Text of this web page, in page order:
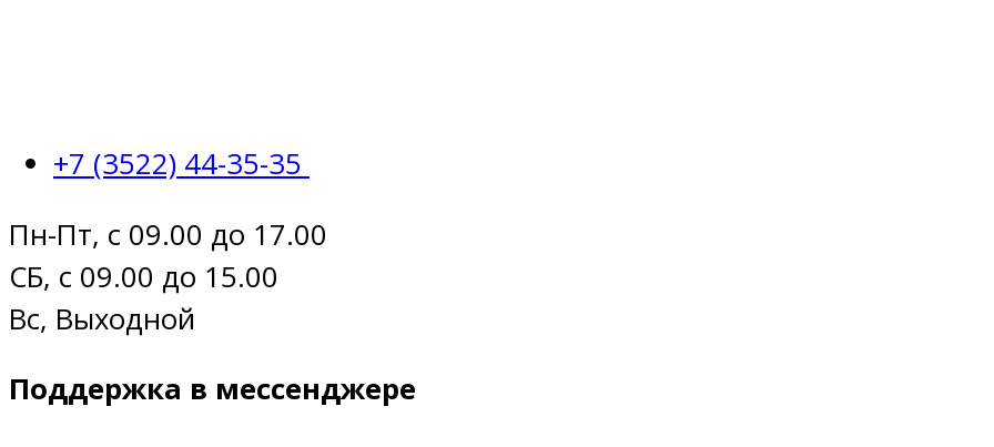
+7 (3522) 44-35-35
Пн-Пт, с 09.00 до 17.00
СБ, с 09.00 до 15.00
Вс, Выходной
Поддержка в мессенджере